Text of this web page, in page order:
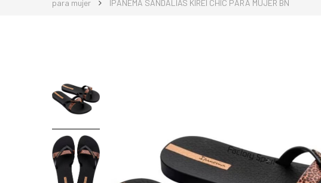
para mujer
IPANEMA SANDALIAS KIREI CHIC PARA MUJER BN